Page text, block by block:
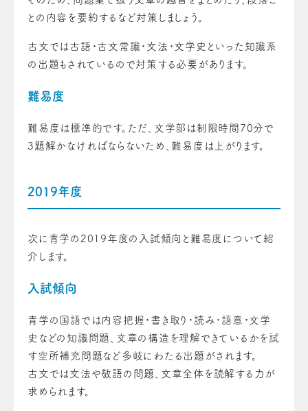
との内容を要約するなど対策しましょう。
古文では古語・古文常識・文法・文学史といった知識系
の出題もされているので対策する必要があります。
難易度
難易度は標準的です。ただ、文学部は制限時間70分で
3題解かなければならないため、難易度は上がります。
2019年度
次に青学の2019年度の入試傾向と難易度について紹
介します。
入試傾向
青学の国語では内容把握・書き取り・読み・語意・文学
史などの知識問題、文章の構造を理解できているかを試
す空所補充問題など多岐にわたる出題がされます。
古文では文法や敬語の問題、文章全体を読解する力が
求められます。